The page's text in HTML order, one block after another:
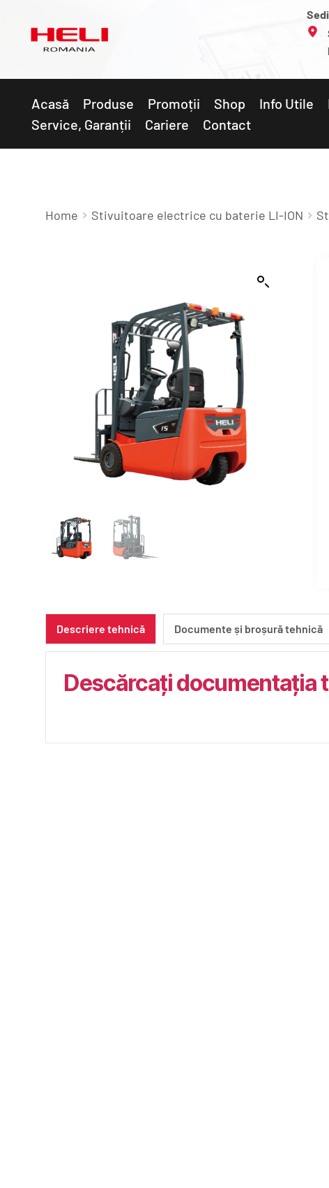
Acasă Produse Promoții Shop Info Utile
Service, Garanții
Cariere Contact
Home Stivuitoare electrice cu baterie LI-ION
Descriere tehnică Documente și broșură tehnică
Descărcați documentația